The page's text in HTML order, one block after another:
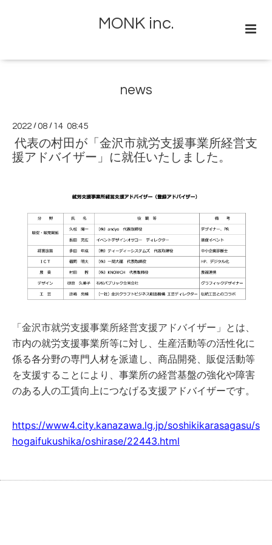
MONK inc.
news
2022 /08 / 14 08:45
代表の村田が「金沢市就労支援事業所経営支
援アドバイザー」に就任いたしました。
「金沢市就労支援事業所経営支援アドバイザー」とは、
市内の就労支援事業所等に対し、生産活動等の活性化に
係る各分野の専門人材を派遣し、商品開発、販促活動等
を支援することにより、事業所の経営基盤の強化や障害
のある人の工賃向上につなげる支援アドバイザーです。
https://www4.city.kanazawa.lg.jp/soshikikarasagasu/s
hogaifukushika/oshirase/22443.html